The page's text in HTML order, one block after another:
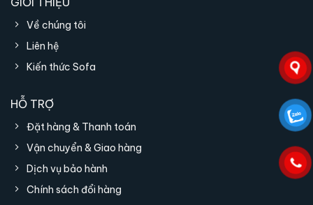
Về chúng tôi
Liên hệ
Kiến thức Sofa
HỖ TRỢ
Đặt hàng & Thanh toán
Vận chuyển & Giao hàng
Dịch vụ bảo hành
Chính sách đổi hàng